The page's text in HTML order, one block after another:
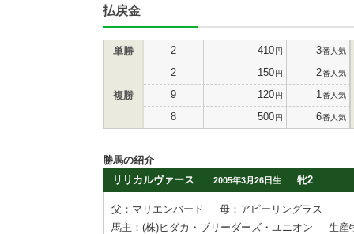
払戻金
単勝 2 410円 3番人気
複勝
2 150円 2番人気
9 120円 1 番人気
8 500円 6番人気
勝馬の紹介
リリカルヴァース
2005年3月26日生 牝2
父：マリエンバード
母：アピーリングラス
馬主：(株)ヒダカ・ブリーダーズ・ユニオン
生産